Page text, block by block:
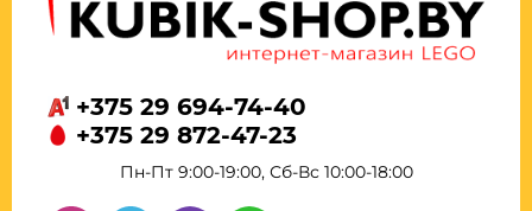
+375 29 694-74-40
+375 29 872-47-23
Пн-Пт 9:00-19:00, Сб-Вс 10:00-18:00